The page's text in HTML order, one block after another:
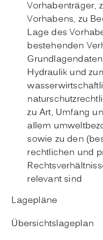
Vorhabenträger,
Vorhabens, zu
Lage des
bestehenden
Hydraulik und
zu Art, Umfang
allem
sowie zu den
rechtlichen und
relevant sind
Lagepläne
Übersichtslageplan